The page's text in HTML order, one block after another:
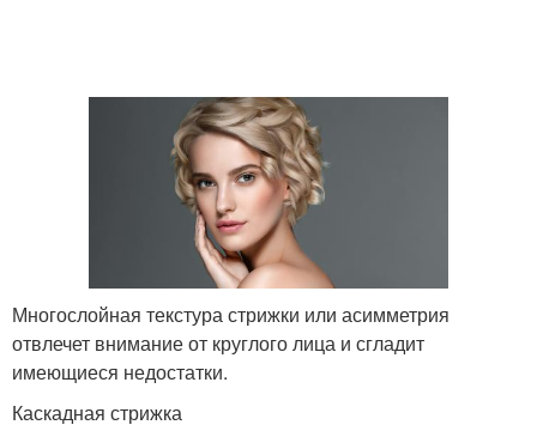
Многослойная текстура стрижки или асимметрия
отвлечет внимание от круглого лица и сгладит
имеющиеся недостатки.
Каскадная стрижка